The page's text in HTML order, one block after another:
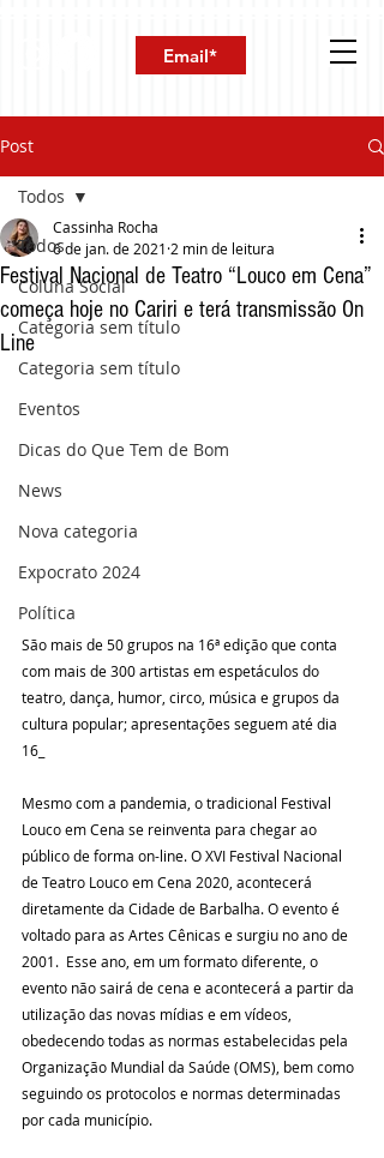
Post
Todos
Coluna Social
Categoria sem título
Categoria sem título
Eventos
Dicas do Que Tem de Bom
News
Nova categoria
Expocrato 2024
Política
Todos
Festival Nacional de Teatro “Louco em Cena”
começa hoje no Cariri e terá transmissão On
Line
Cassinha Rocha
6 de jan. de 2021 2 min de leitura
São mais de 50 grupos na 16ª edição que conta
com mais de 300 artistas em espetáculos do
teatro, dança, humor, circo, música e grupos da
cultura popular; apresentações seguem até dia
16_
Mesmo com a pandemia, o tradicional Festival
Louco em Cena se reinventa para chegar ao
público de forma on-line. O XVI Festival Nacional
de Teatro Louco em Cena 2020, acontecerá
diretamente da Cidade de Barbalha. O evento é
voltado para as Artes Cênicas e surgiu no ano de
2001.  Esse ano, em um formato diferente, o
evento não sairá de cena e acontecerá a partir da
utilização das novas mídias e em vídeos,
obedecendo todas as normas estabelecidas pela
Organização Mundial da Saúde (OMS), bem como
seguindo os protocolos e normas determinadas
por cada município.